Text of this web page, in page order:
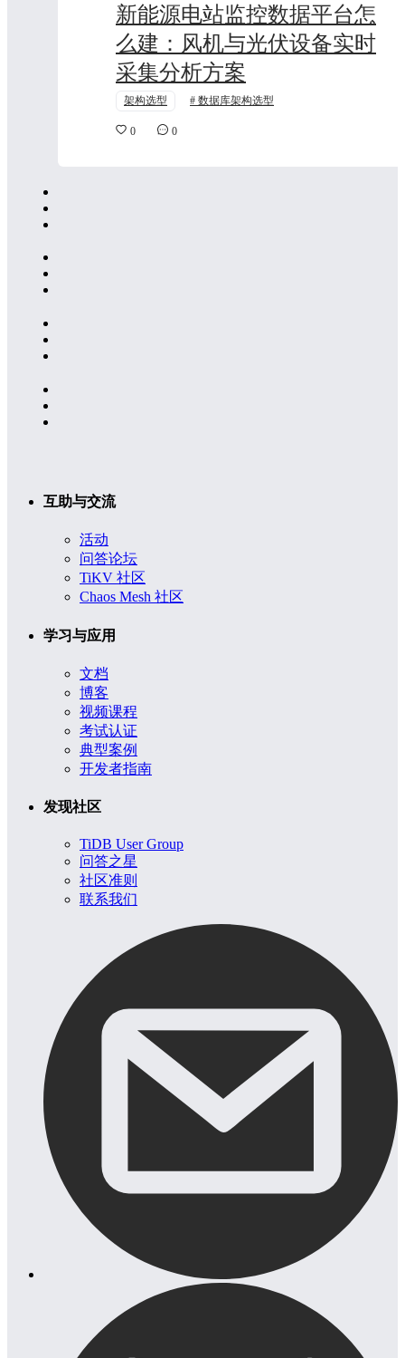
新能源电站监控数据平台怎
么建：风机与光伏设备实时
采集分析方案
架构选型 数据库架构选型
0 0
互助与交流
活动
问答论坛
TiKV 社区
Chaos Mesh 社区
学习与应用
文档
博客
视频课程
考试认证
典型案例
开发者指南
发现社区
TiDB User Group
问答之星
社区准则
联系我们